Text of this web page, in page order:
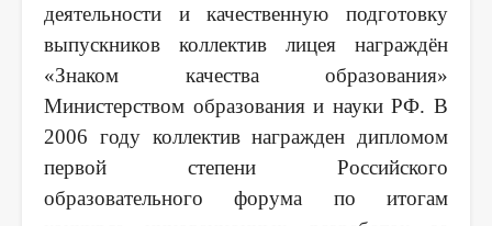
деятельности и качественную подготовку
выпускников коллектив лицея награждён
«Знаком качества образования»
Министерством образования и науки РФ. В
2006 году коллектив награжден дипломом
первой степени Российского
образовательного форума по итогам